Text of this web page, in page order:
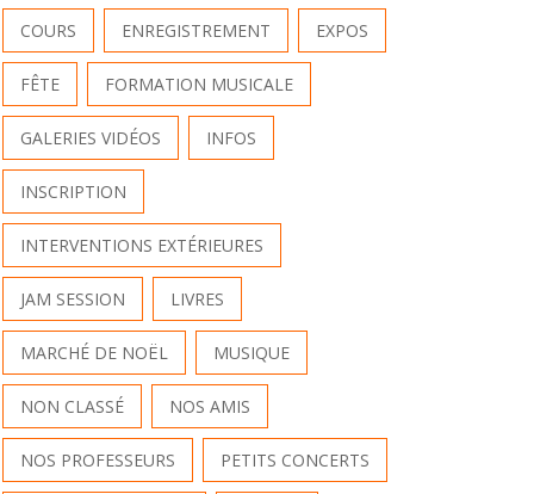
COURS ENREGISTREMENT EXPOS
FÊTE FORMATION MUSICALE
GALERIES VIDÉOS INFOS
INSCRIPTION
INTERVENTIONS EXTÉRIEURES
JAM SESSION LIVRES
MARCHÉ DE NOËL MUSIQUE
NON CLASSÉ NOS AMIS
NOS PROFESSEURS PETITS CONCERTS